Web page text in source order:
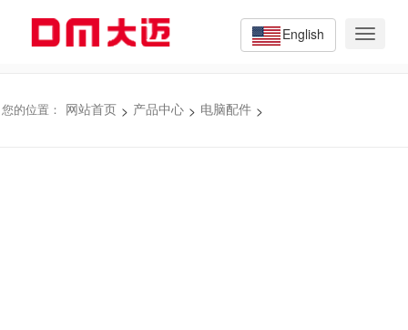
Toggle
English
您的位置： 网站首页 > 产品中心 > 电脑配件 >